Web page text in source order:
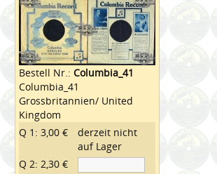
Bestell Nr.:Columbia_41
Columbia_41
Grossbritannien/ United
Kingdom
Q 1: 3,00 €
derzeit nicht
auf Lager
Q 2: 2,30 €